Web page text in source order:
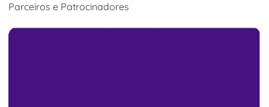
Parceiros e Patrocinadores